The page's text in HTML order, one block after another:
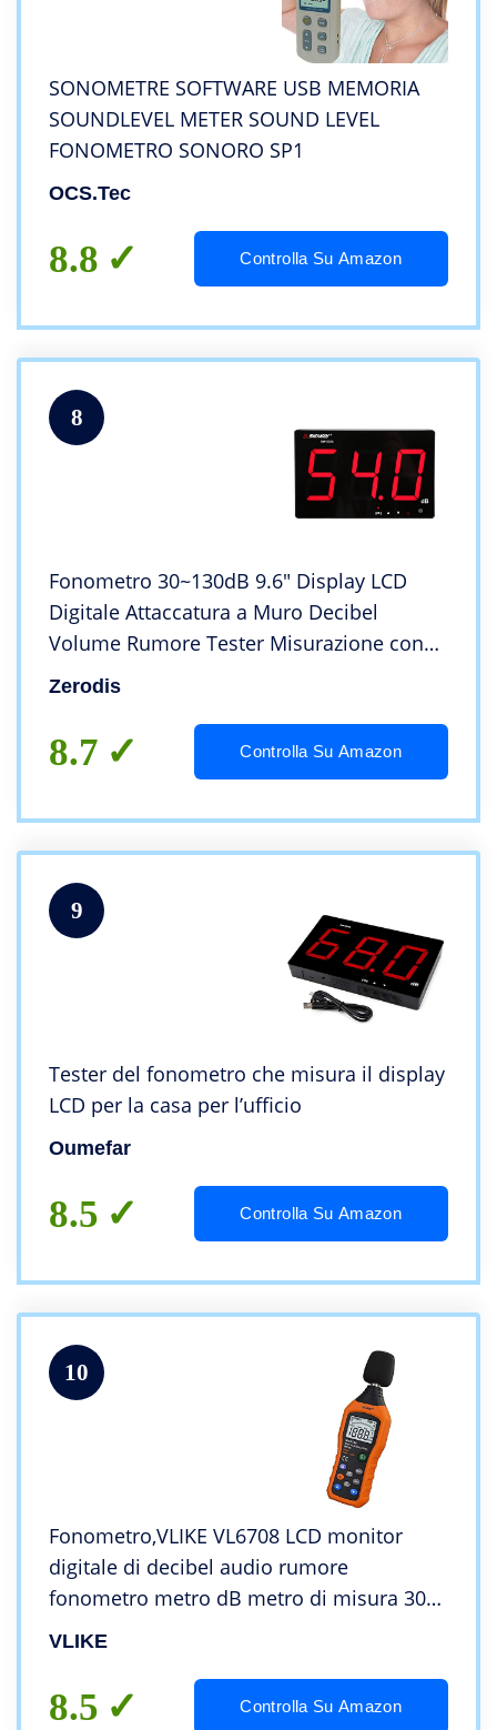
SONOMETRE SOFTWARE USB MEMORIA
SOUNDLEVEL METER SOUND LEVEL
FONOMETRO SONORO SP1
OCS.tec
8.8 Controlla Su Amazon
8
Fonometro 30~130dB 9.6″ Display LCD
Digitale Attaccatura a Muro Decibel
Volume Rumore Tester Misurazione con
Allarme e USB Cavo per Casa Ufficio
Zerodis
8.7 Controlla Su Amazon
9
Tester del fonometro che misura il display
LCD per la casa per l’ufficio
Oumefar
8.5 Controlla Su Amazon
10
Fonometro,VLIKE VL6708 LCD monitor
digitale di decibel audio rumore
fonometro metro dB metro di misura 30
dB a 130 dB（Le batterie si escludono）
VLIKE
8.5 Controlla Su Amazon